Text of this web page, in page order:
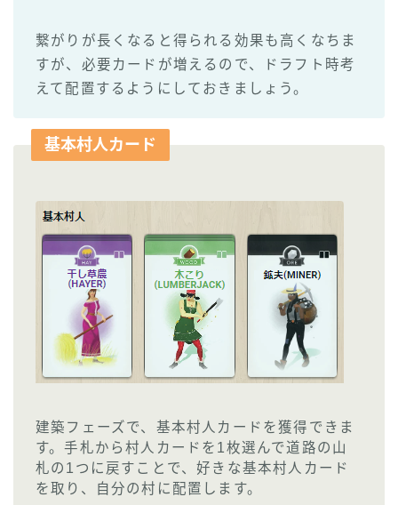
繋がりが長くなると得られる効果も高くなちま
すが、必要カードが増えるので、ドラフト時考
えて配置するようにしておきましょう。
基本村人カード
建築フェーズで、基本村人カードを獲得できま
す。手札から村人カードを1枚選んで道路の山
札の1つに戻すことで、好きな基本村人カード
を取り、自分の村に配置します。